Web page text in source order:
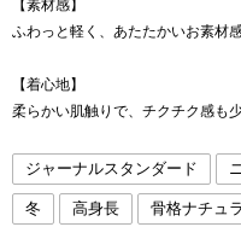
【素材感】
ふわっと軽く、あたたかいお素材感
【着心地】
柔らかい肌触りで、チクチク感も
ジャーナルスタンダード
冬 高身長 骨格ナチュ